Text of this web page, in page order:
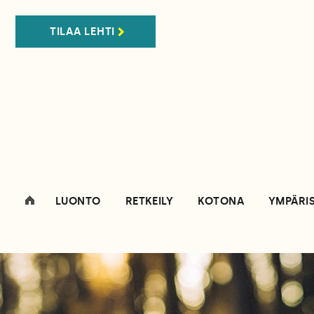
TILAA LEHTI
LUONTO RETKEILY KOTONA